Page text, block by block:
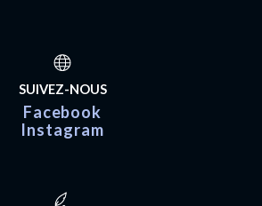
SUIVEZ-NOUS
Facebook
Instagram